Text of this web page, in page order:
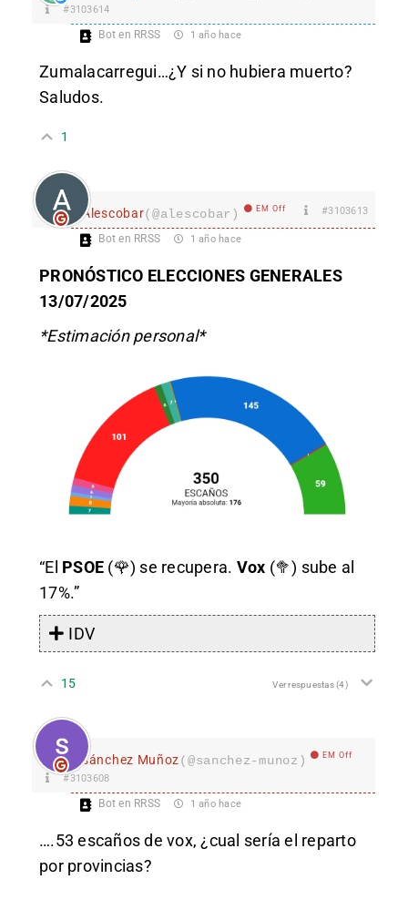
#3103614
Bot en RRSS 1 año hace
Zumalacarregui…¿Y si no hubiera muerto?
Saludos.
1
Alescobar(@alescobar) EM Off #3103613
Bot en RRSS 1 año hace
PRONÓSTICO ELECCIONES GENERALES
13/07/2025
*Estimación personal*
“El PSOE (🌹) se recupera. Vox (🥦) sube al
17%.”
IDV
15 Ver respuestas(4)
sánchez Muñoz(@sanchez-munoz) EM Off
#3103608
Bot en RRSS 1 año hace
….53 escaños de vox, ¿cual sería el reparto
por provincias?